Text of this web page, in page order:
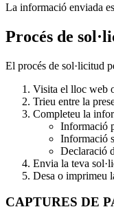
La informació enviada
Procés de
El procés de sol·licitud
Visita el lloc web
Trieu entre la
Completeu la
Informació
Informació
Declaració
Envia la teva
Desa o imprimeu
CAPTURES DE